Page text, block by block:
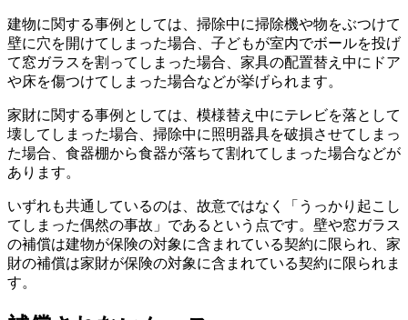
建物に関する事例としては、掃除中に掃除機や物をぶつけて
壁に穴を開けてしまった場合、子どもが室内でボールを投げ
て窓ガラスを割ってしまった場合、家具の配置替え中にドア
や床を傷つけてしまった場合などが挙げられます。
家財に関する事例としては、模様替え中にテレビを落として
壊してしまった場合、掃除中に照明器具を破損させてしまっ
た場合、食器棚から食器が落ちて割れてしまった場合などが
あります。
いずれも共通しているのは、故意ではなく「うっかり起こし
てしまった偶然の事故」であるという点です。壁や窓ガラス
の補償は建物が保険の対象に含まれている契約に限られ、家
財の補償は家財が保険の対象に含まれている契約に限られま
す。